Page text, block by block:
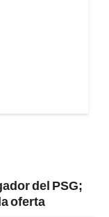
del PSG;
oferta